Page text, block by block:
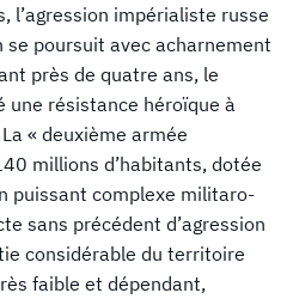
l’agression impérialiste russe
poursuit avec acharnement
près de quatre ans, le
une résistance héroïque à
« deuxième armée
millions d’habitants, dotée
puissant complexe militaro-
sans précédent d’agression
considérable du territoire
faible et dépendant,